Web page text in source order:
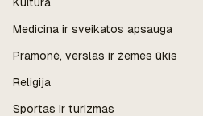
Medicina ir sveikatos apsauga
Pramonė, verslas ir žemės ūkis
Religija
Sportas ir turizmas